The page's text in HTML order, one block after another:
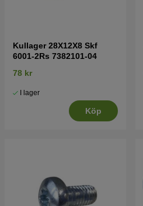
Kullager 28X12X8 Skf
6001-2Rs 7382101-04
78 kr
I lager
Köp